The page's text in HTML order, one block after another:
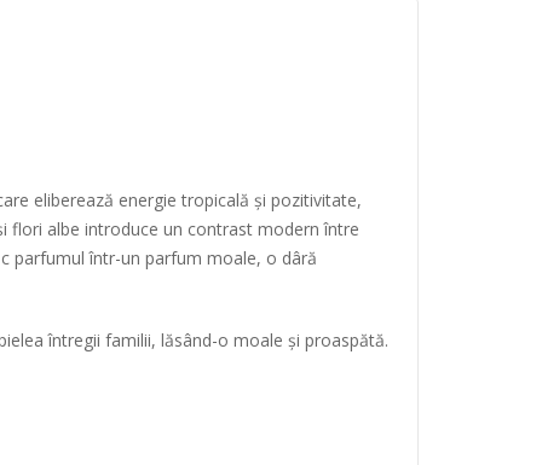
eliberează energie tropicală și pozitivitate,
flori albe introduce un contrast modern între
parfumul într-un parfum moale, o dâră
întregii familii, lăsând-o moale și proaspătă.